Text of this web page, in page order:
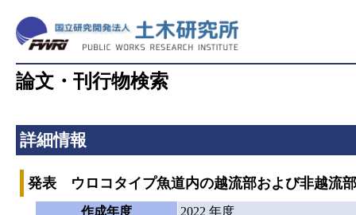
論文・刊行物検索
詳細情報
発表 ウロコタイプ魚道内の越流部および非越流
作成年度
2022 年度